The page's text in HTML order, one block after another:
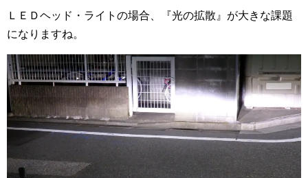
ＬＥＤヘッド・ライトの場合、『光の拡散』が大きな課題
になりますね。